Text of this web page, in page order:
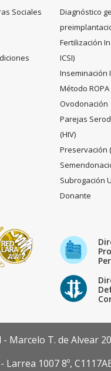
Sociales
Diagnóstico
Fertilización
ICSI)
Inseminación
Método ROPA
Ovodonación
Parejas
(HIV)
Preservación
Subrogación
Donante
Marcelo T. de Alvear
Larrea 1007 8º,